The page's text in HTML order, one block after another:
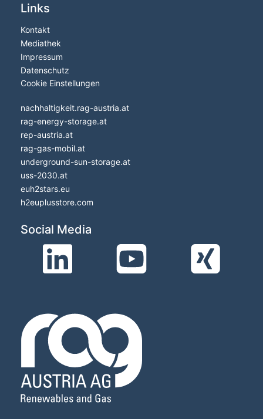
Links
Kontakt
Mediathek
Impressum
Datenschutz
Cookie Einstellungen
nachhaltigkeit.rag-austria.at
rag-energy-storage.at
rep-austria.at
rag-gas-mobil.at
underground-sun-storage.at
uss-2030.at
euh2stars.eu
h2euplusstore.com
Social Media